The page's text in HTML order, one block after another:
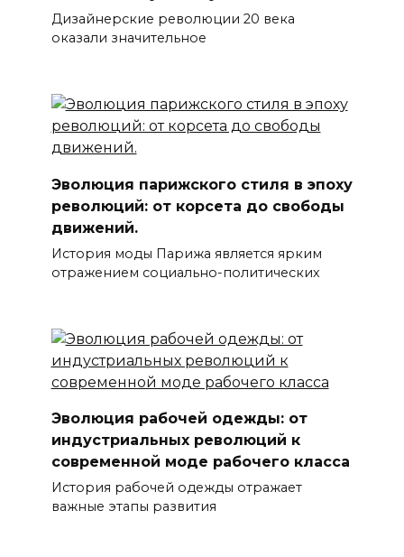
Дизайнерские революции 20 века
оказали значительное
Эволюция парижского стиля в эпоху
революций: от корсета до свободы
движений.
История моды Парижа является ярким
отражением социально-политических
Эволюция рабочей одежды: от
индустриальных революций к
современной моде рабочего класса
История рабочей одежды отражает
важные этапы развития